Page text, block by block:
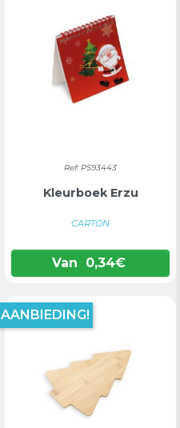
Ref: PS93443
Kleurboek Erzu
CARTON
Van 0,34€
AANBIEDING!